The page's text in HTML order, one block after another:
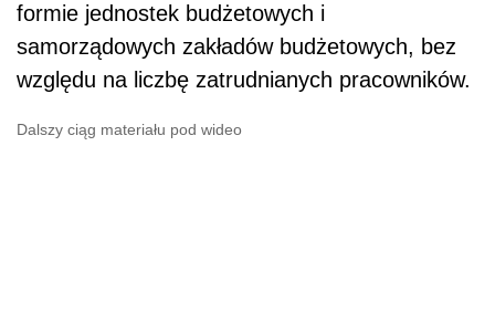
formie jednostek budżetowych i
samorządowych zakładów budżetowych, bez
względu na liczbę zatrudnianych pracowników.
Dalszy ciąg materiału pod wideo